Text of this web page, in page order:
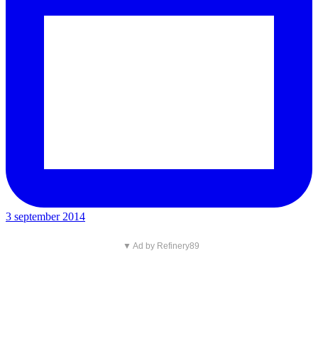
3 september 2014
▼ Ad by Refinery89